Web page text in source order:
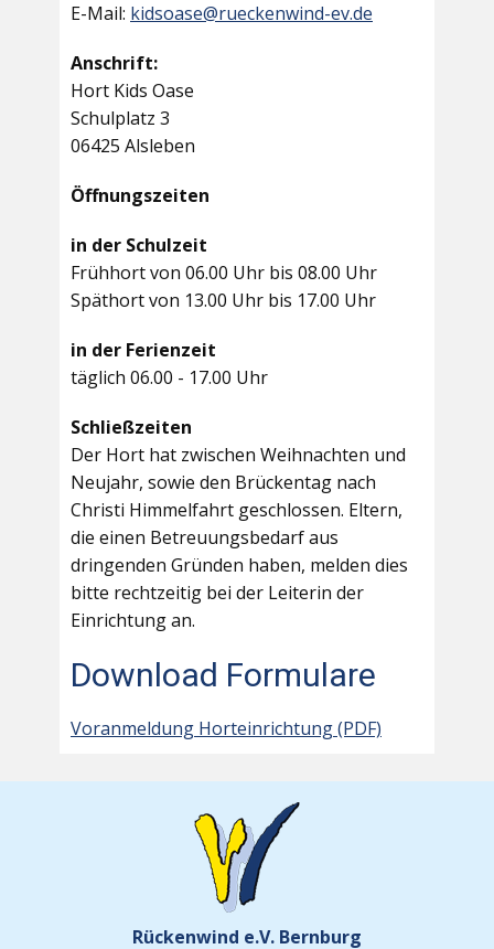
E-Mail: kidsoase@rueckenwind-ev.de
Anschrift:
Hort Kids Oase
Schulplatz 3
06425 Alsleben
Öffnungszeiten
in der Schulzeit
Frühhort von 06.00 Uhr bis 08.00 Uhr
Späthort von 13.00 Uhr bis 17.00 Uhr
in der Ferienzeit
täglich 06.00 - 17.00 Uhr
Schließzeiten
Der Hort hat zwischen Weihnachten und
Neujahr, sowie den Brückentag nach
Christi Himmelfahrt geschlossen. Eltern,
die einen Betreuungsbedarf aus
dringenden Gründen haben, melden dies
bitte rechtzeitig bei der Leiterin der
Einrichtung an.
Download Formulare
Voranmeldung Horteinrichtung (PDF)
Rückenwind e.V. Bernburg